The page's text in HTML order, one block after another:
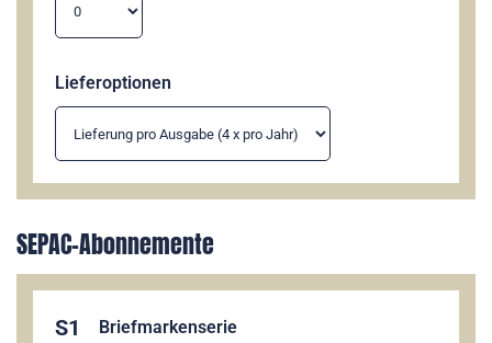
Lieferoptionen
SEPAC-Abonnemente
S1 Briefmarkenserie